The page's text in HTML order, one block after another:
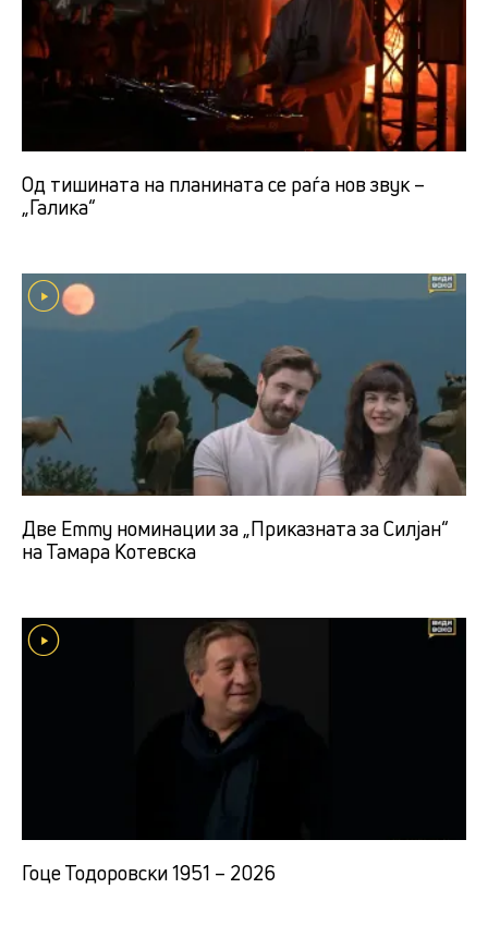
Од тишината на планината се раѓа нов звук –
„Галика“
Две Emmy номинации за „Приказната за Силјан“
на Тамара Котевска
Гоце Тодоровски 1951 – 2026